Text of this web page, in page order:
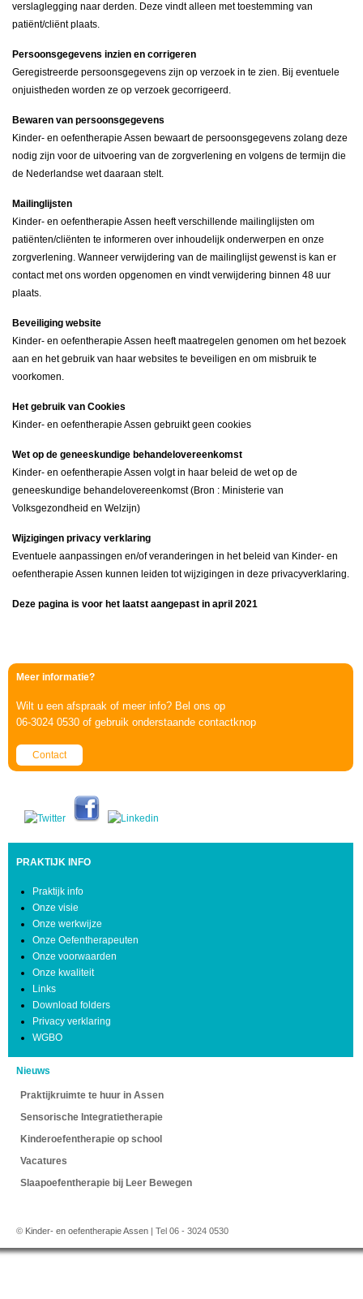
verslaglegging naar derden. Deze vindt alleen met toestemming van
patiënt/cliënt plaats.
Persoonsgegevens inzien en corrigeren
Geregistreerde persoonsgegevens zijn op verzoek in te zien. Bij eventuele
onjuistheden worden ze op verzoek gecorrigeerd.
Bewaren van persoonsgegevens
Kinder- en oefentherapie Assen bewaart de persoonsgegevens zolang deze
nodig zijn voor de uitvoering van de zorgverlening en volgens de termijn die
de Nederlandse wet daaraan stelt.
Mailinglijsten
Kinder- en oefentherapie Assen heeft verschillende mailinglijsten om
patiënten/cliënten te informeren over inhoudelijk onderwerpen en onze
zorgverlening. Wanneer verwijdering van de mailinglijst gewenst is kan er
contact met ons worden opgenomen en vindt verwijdering binnen 48 uur
plaats.
Beveiliging website
Kinder- en oefentherapie Assen heeft maatregelen genomen om het bezoek
aan en het gebruik van haar websites te beveiligen en om misbruik te
voorkomen.
Het gebruik van Cookies
Kinder- en oefentherapie Assen gebruikt geen cookies
Wet op de geneeskundige behandelovereenkomst
Kinder- en oefentherapie Assen volgt in haar beleid de wet op de
geneeskundige behandelovereenkomst (Bron : Ministerie van
Volksgezondheid en Welzijn)
Wijzigingen privacy verklaring
Eventuele aanpassingen en/of veranderingen in het beleid van Kinder- en
oefentherapie Assen kunnen leiden tot wijzigingen in deze privacyverklaring.
Deze pagina is voor het laatst aangepast in april 2021
Meer informatie?
Wilt u een afspraak of meer info? Bel ons op
06-3024 0530 of gebruik onderstaande contactknop
Contact
PRAKTIJK INFO
Praktijk info
Onze visie
Onze werkwijze
Onze Oefentherapeuten
Onze voorwaarden
Onze kwaliteit
Links
Download folders
Privacy verklaring
WGBO
Nieuws
Praktijkruimte te huur in Assen
Sensorische Integratietherapie
Kinderoefentherapie op school
Vacatures
Slaapoefentherapie bij Leer Bewegen
© Kinder- en oefentherapie Assen | Tel 06 - 3024 0530